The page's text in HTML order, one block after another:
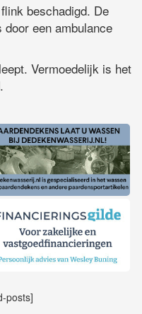
beschadigd. De
een ambulance
Vermoedelijk is het
posts]